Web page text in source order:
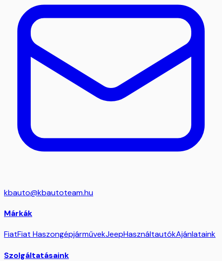
kbauto@kbautoteam.hu
Márkák
FiatFiat HaszongépjárművekJeepHasználtautókAjánlataink
Szolgáltatásaink